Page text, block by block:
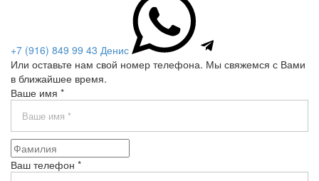
+7 (916) 849 99 43 Денис
Или оставьте нам свой номер телефона. Мы свяжемся с Вами
в ближайшее время.
Ваше имя *
Ваш телефон *